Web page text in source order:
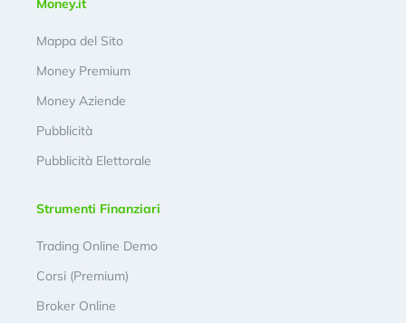
Money.it
Mappa del Sito
Money Premium
Money Aziende
Pubblicità
Pubblicità Elettorale
Strumenti Finanziari
Trading Online Demo
Corsi (Premium)
Broker Online